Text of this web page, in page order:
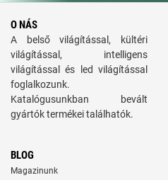
O NÁS
A belső világítással, kültéri
világítással, intelligens
világítással és led világítással
foglalkozunk.
Katalógusunkban bevált
gyártók termékei találhatók.
BLOG
Magazinunk